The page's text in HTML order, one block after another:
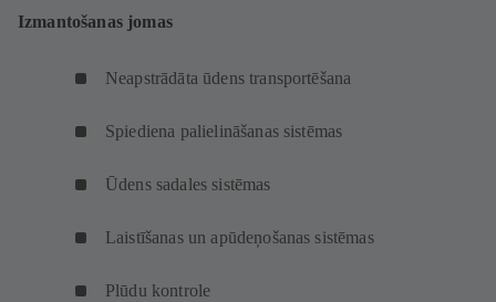
Izmantošanas jomas
Neapstrādāta ūdens transportēšana
Spiediena palielināšanas sistēmas
Ūdens sadales sistēmas
Laistīšanas un apūdeņošanas sistēmas
Plūdu kontrole